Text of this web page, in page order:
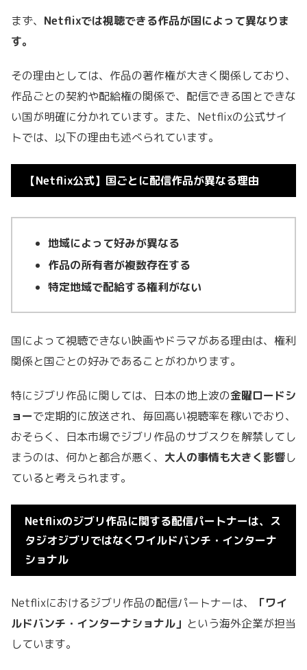
まず、 Netflixでは視聴できる作品が国によって異なりま
す。
その理由としては、作品の著作権が大きく関係しており、
作品ごとの契約や配給権の関係で、配信できる国とできな
い国が明確に分かれています。また、Netflixの公式サイ
トでは、以下の理由も述べられています。
【Netflix公式】国ごとに配信作品が異なる理由
地域によって好みが異なる
作品の所有者が複数存在する
特定地域で配給する権利がない
国によって視聴できない映画やドラマがある理由は、権利
関係と国ごとの好みであることがわかります。
特にジブリ作品に関しては、日本の地上波の金曜ロードシ
ョーで定期的に放送され、毎回高い視聴率を稼いでおり、
おそらく、日本市場でジブリ作品のサブスクを解禁してし
まうのは、何かと都合が悪く、 大人の事情も大きく影響し
ていると考えられます。
Netflixのジブリ作品に関する配信パートナーは、ス
タジオジブリではなくワイルドバンチ・インターナ
ショナル
Netflixにおけるジブリ作品の配信パートナーは、
「ワイ
ルドバンチ・インターナショナル」 という海外企業が担当
しています。